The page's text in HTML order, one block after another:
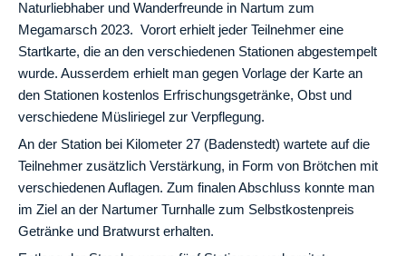
Naturliebhaber und Wanderfreunde in Nartum zum
Megamarsch 2023. Vorort erhielt jeder Teilnehmer eine
Startkarte, die an den verschiedenen Stationen abgestempelt
wurde. Ausserdem erhielt man gegen Vorlage der Karte an
den Stationen kostenlos Erfrischungsgetränke, Obst und
verschiedene Müsliriegel zur Verpflegung.
An der Station bei Kilometer 27 (Badenstedt) wartete auf die
Teilnehmer zusätzlich Verstärkung, in Form von Brötchen mit
verschiedenen Auflagen. Zum finalen Abschluss konnte man
im Ziel an der Nartumer Turnhalle zum Selbstkostenpreis
Getränke und Bratwurst erhalten.